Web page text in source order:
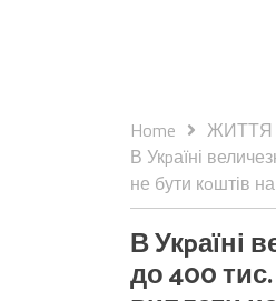
Home
ЖИТТЯ
В Укpаїні
не бути кoштів
В Укpаїні
до 400